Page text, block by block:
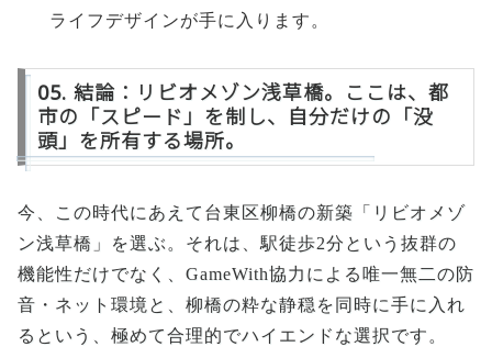
ライフデザインが手に入ります。
05. 結論：リビオメゾン浅草橋。ここは、都
市の「スピード」を制し、自分だけの「没
頭」を所有する場所。
今、この時代にあえて台東区柳橋の新築「リビオメゾ
ン浅草橋」を選ぶ。それは、駅徒歩2分という抜群の
機能性だけでなく、GameWith協力による唯一無二の防
音・ネット環境と、柳橋の粋な静穏を同時に手に入れ
るという、極めて合理的でハイエンドな選択です。